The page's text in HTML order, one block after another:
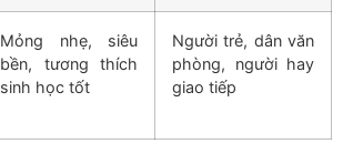
Mỏng nhẹ, siêu
bền, tương thích
sinh học tốt
Người trẻ, dân văn
phòng, người hay
giao tiếp